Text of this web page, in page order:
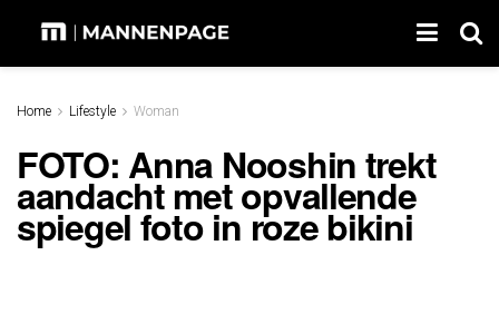
Home Lifestyle Woman
FOTO: Anna Nooshin trekt
aandacht met opvallende
spiegel foto in roze bikini